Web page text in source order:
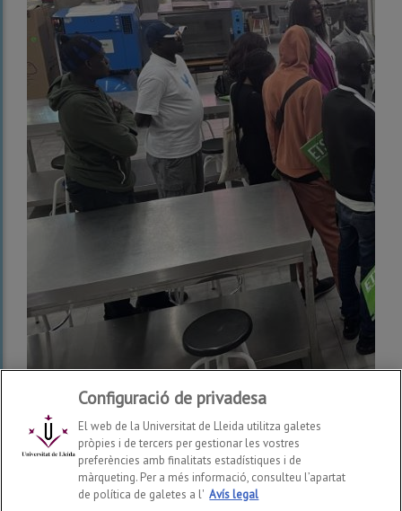
Escola Tècnica Superior d'Enginyeria Agroalimentària i
Configuració de privadesa
El web de la Universitat de Lleida utilitza galetes
pròpies i de tercers per gestionar les vostres
preferències amb finalitats estadístiques i de
màrqueting. Per a més informació, consulteu l’apartat
de política de galetes a l' Avís legal